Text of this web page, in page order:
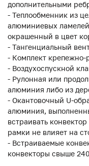
дополнительными
- Теплообменник из
алюминиевых
окрашенный в цвет
- Тангенциальный
- Комплект крепежно-
- Воздухоспускной
- Рулонная или
алюминия либо из
- Окантовочный U-
алюминия,
встраивать
рамки не влияет на
- Встраиваемые
конвекторы свыше